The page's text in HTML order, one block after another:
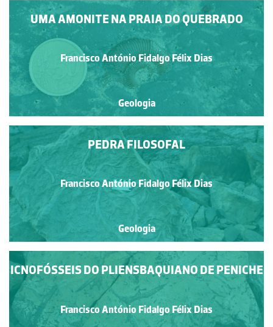
UMA AMONITE NA PRAIA DO QUEBRADO
Francisco António Fidalgo Félix Dias
Geologia
PEDRA FILOSOFAL
Francisco António Fidalgo Félix Dias
Geologia
ICNOFÓSSEIS DO PLIENSBAQUIANO DE PENICHE
Francisco António Fidalgo Félix Dias